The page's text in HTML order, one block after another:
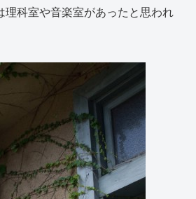
理科室や音楽室があったと思われ